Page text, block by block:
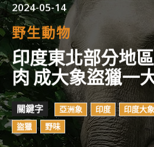
2024-05-14
野生動物
印度東北部分地
肉 成大象盜獵一
關鍵字 亞洲象 印度 印度大象
盜獵
野味